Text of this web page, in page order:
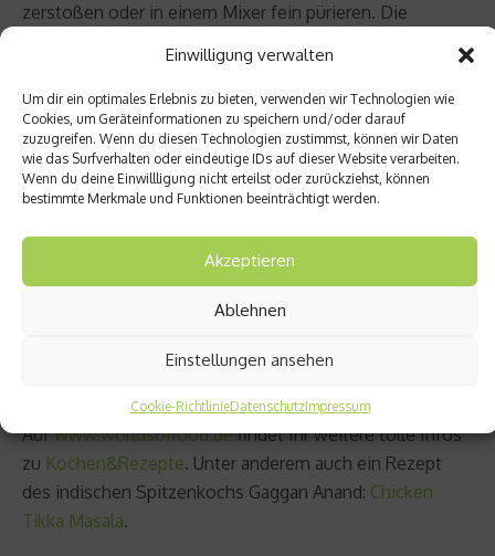
Einwilligung verwalten
Um dir ein optimales Erlebnis zu bieten, verwenden wir Technologien wie
Cookies, um Geräteinformationen zu speichern und/oder darauf
zuzugreifen. Wenn du diesen Technologien zustimmst, können wir Daten
wie das Surfverhalten oder eindeutige IDs auf dieser Website verarbeiten.
Wenn du deine Einwillligung nicht erteilst oder zurückziehst, können
bestimmte Merkmale und Funktionen beeinträchtigt werden.
Akzeptieren
Ablehnen
Einstellungen ansehen
Cookie-RichtlinieDatenschutzImpressum
zerstoßen oder in einem Mixer fein pürieren. Die
in einer separaten Schüssel vermischen.
Das Sesamöl in einer Pfanne erhitzen, die Chili und das
Gemüse sowie den Basilikum zugeben und alles für 5
Minuten anbraten. Ein Esslöffel der Currypaste zugeben
und gut verrühren. Die Kokosmilch und die
Limettenblätter zugeben und für 5 Minuten einkochen
lassen. Bei Bedarf mit der Paste nachschärfen.
Aufwww.worldsoffood.defindet Ihr weitere tolle Infos
zu Kochen&Rezepte. Unter anderem auch ein Rezept
des indischen Spitzenkochs Gaggan Anand: Chicken
Tikka Masala.